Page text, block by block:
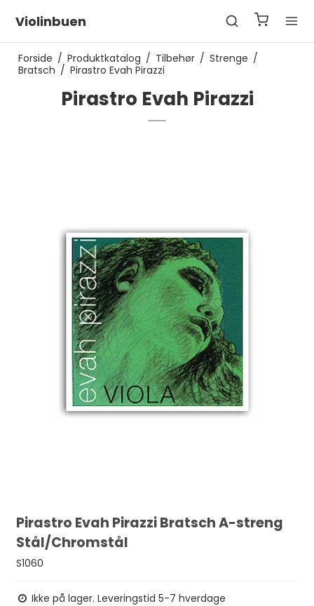
Violinbuen
Forside / Produktkatalog / Tilbehør / Strenge /
Bratsch / Pirastro Evah Pirazzi
Pirastro Evah Pirazzi
Pirastro Evah Pirazzi Bratsch A-streng
Stål/Chromstål
S1060
Ikke på lager. Leveringstid 5-7 hverdage